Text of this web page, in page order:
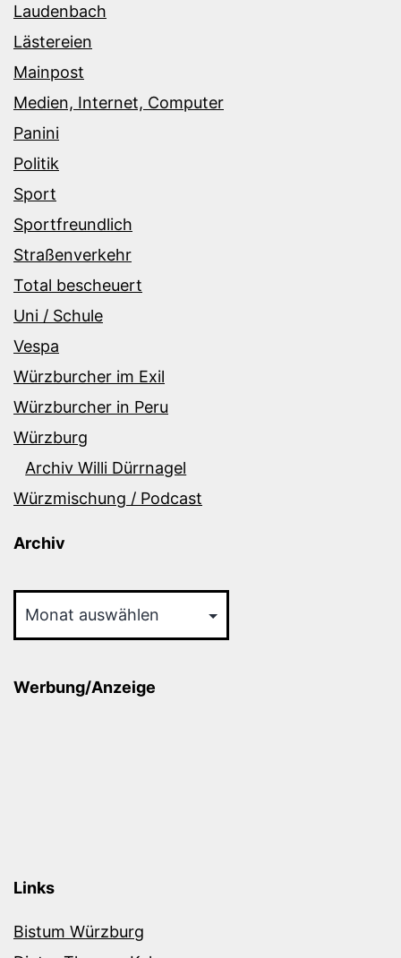
Laudenbach
Lästereien
Mainpost
Medien, Internet, Computer
Panini
Politik
Sport
Sportfreundlich
Straßenverkehr
Total bescheuert
Uni / Schule
Vespa
Würzburcher im Exil
Würzburcher in Peru
Würzburg
Archiv Willi Dürrnagel
Würzmischung / Podcast
Archiv
Werbung/Anzeige
Links
Bistum Würzburg